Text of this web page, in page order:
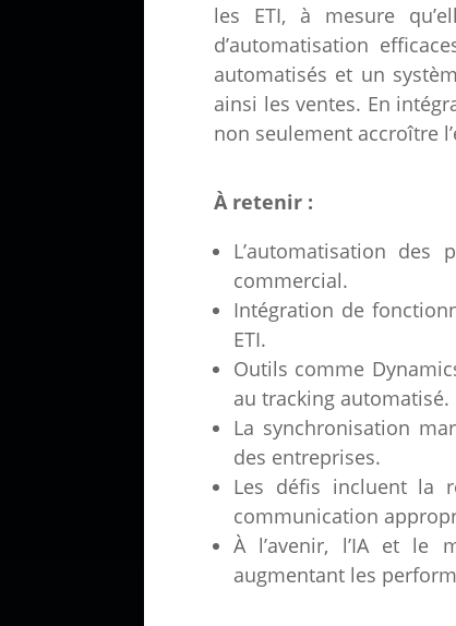
les ETI, à mesure
d’automatisation
automatisés et un
ainsi les ventes. En
non seulement accroître
À retenir :
L’automatisation
commercial.
Intégration de
ETI.
Outils comme
au tracking automatisé.
La synchronisation
des entreprises.
Les défis incluent la
communication
À l’avenir, l’IA et le
augmentant les